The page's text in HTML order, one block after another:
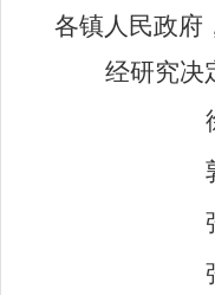
各镇人民政府
经研究决